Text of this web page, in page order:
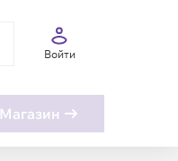
Войти
Магазин